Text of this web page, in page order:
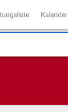
Kalender